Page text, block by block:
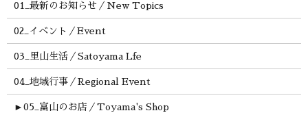
01_最新のお知らせ／New Topics
02_イベント／Event
03_里山生活／Satoyama Lfe
04_地域行事／Regional Event
► 05_富山のお店／Toyama's Shop